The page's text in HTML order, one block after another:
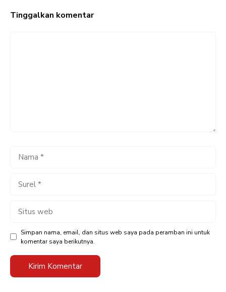
Tinggalkan komentar
Simpan nama, email, dan situs web saya pada peramban ini untuk
komentar saya berikutnya.